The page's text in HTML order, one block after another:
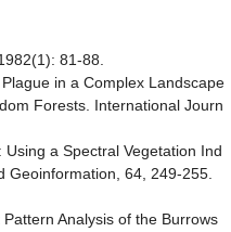
81-88.
in a Complex Landscape
Forests. International Journ
a Spectral Vegetation Ind
Geoinformation, 64, 249-255.
Analysis of the Burrows